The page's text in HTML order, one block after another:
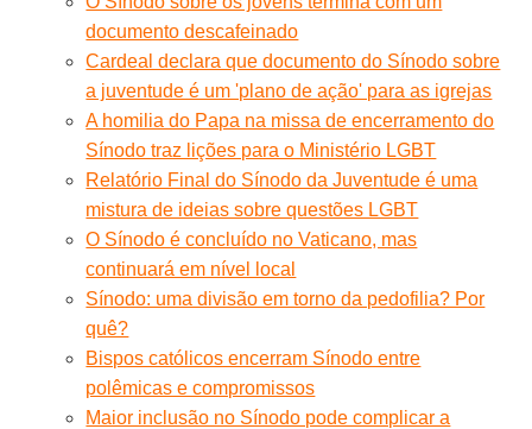
documento descafeinado
Cardeal declara que documento do Sínodo sobre
a juventude é um 'plano de ação' para as igrejas
A homilia do Papa na missa de encerramento do
Sínodo traz lições para o Ministério LGBT
Relatório Final do Sínodo da Juventude é uma
mistura de ideias sobre questões LGBT
O Sínodo é concluído no Vaticano, mas
continuará em nível local
Sínodo: uma divisão em torno da pedofilia? Por
quê?
Bispos católicos encerram Sínodo entre
polêmicas e compromissos
Maior inclusão no Sínodo pode complicar a